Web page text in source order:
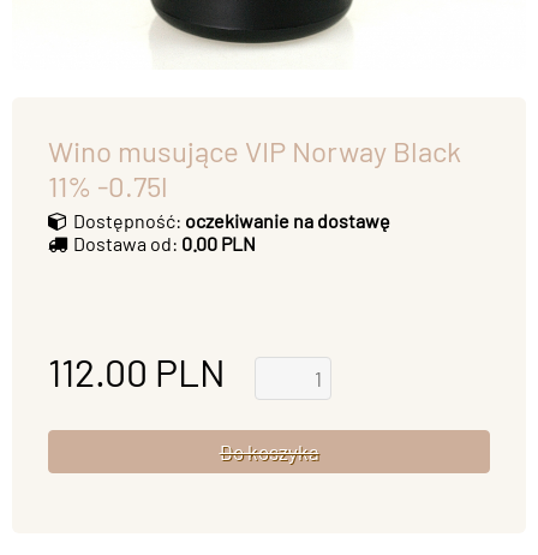
Wino musujące VIP Norway Black
11% -0.75l
Dostępność: oczekiwanie na dostawę
Dostawa od: 0.00 PLN
112.00 PLN